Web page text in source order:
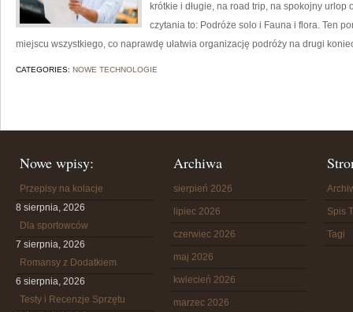
krótkie i długie, na road trip, na spokojny
czytania to: Podróże solo i Fauna i flora. Ten
miejscu wszystkiego, co naprawdę ułatwia organizację podróży na drugi
CATEGORIES: NOWE TECHNOLOGIE
Nowe wpisy:
Przepisy na kolacje
8 sierpnia, 2026
Dla sportowców
7 sierpnia, 2026
Romansy z Dodatkiem
6 sierpnia, 2026
Testy i Recenzje Sprzętu
Archiwa
sierpień 2026
lipiec 2026
czerwiec 2026
maj 2026
kwiecień 2026
marzec 2026
Spis
Tagi